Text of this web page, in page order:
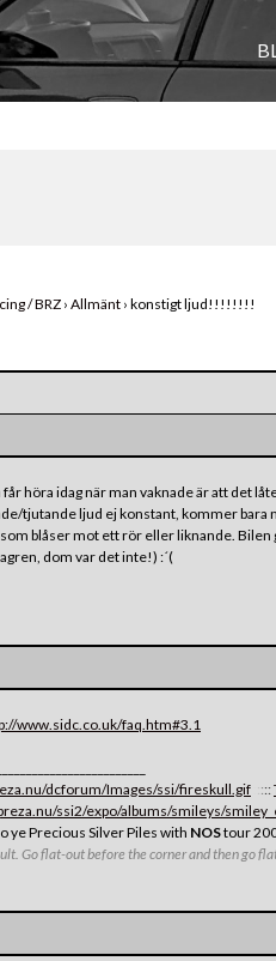
/ BRZ › Allmänt › konstigt ljud!!!!!!!!
höra idag när man vaknade är att det
tjutande ljud ej konstant, kommer
blåser mot ett rör eller liknande. Bilen
dom var det inte!) :´(
www.sidc.co.uk/faq.htm#3.1
dcforum/Images/ssi/fireskull.gif ::::
ssi2/expo/albums/smileys/
ye Precious Silver Piles with NOStour
Go flat-out before the corner and then go